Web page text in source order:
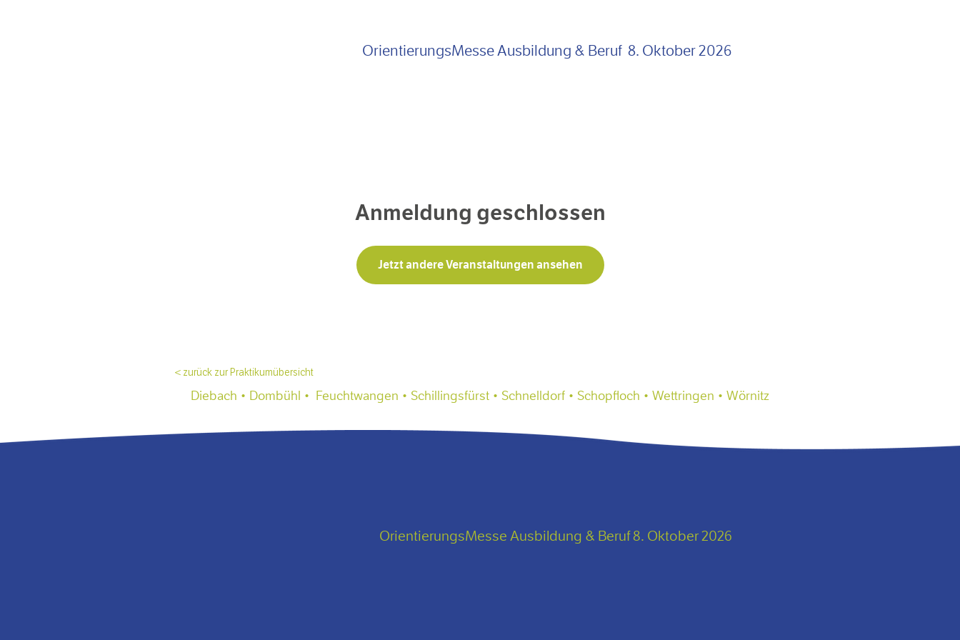
OrientierungsMesse Ausbildung & Beruf 8. Oktober 2026
Anmeldung geschlossen
Jetzt andere Veranstaltungen ansehen
< zurück zur Praktikumübersicht
Diebach • Dombühl • Feuchtwangen • Schillingsfürst • Schnelldorf • Schopfloch • Wettringen • Wörnitz
OrientierungsMesse Ausbildung & Beruf 8. Oktober 2026